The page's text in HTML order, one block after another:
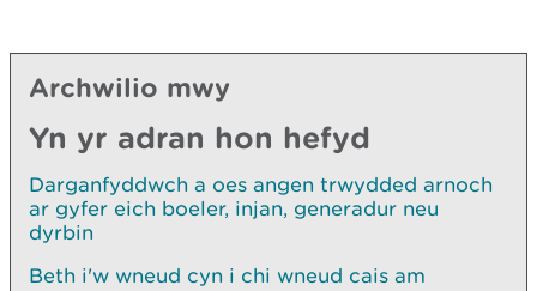
Archwilio mwy
Yn yr adran hon hefyd
Darganfyddwch a oes angen trwydded arnoch
ar gyfer eich boeler, injan, generadur neu
dyrbin
Beth i'w wneud cyn i chi wneud cais am